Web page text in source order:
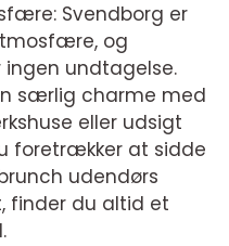
Svendborg er
og
undtagelse.
særlig charme med
eller udsigt
foretrækker at sidde
udendørs
finder du altid et